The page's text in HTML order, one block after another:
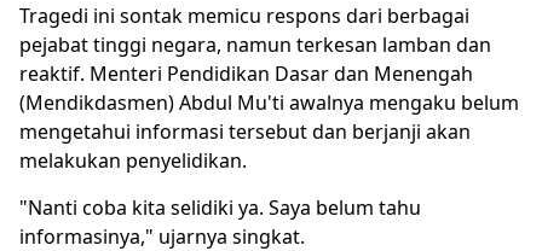
Tragedi ini sontak memicu respons dari berbagai
pejabat tinggi negara, namun terkesan lamban dan
reaktif. Menteri Pendidikan Dasar dan Menengah
(Mendikdasmen) Abdul Mu'ti awalnya mengaku belum
mengetahui informasi tersebut dan berjanji akan
melakukan penyelidikan.
"Nanti coba kita selidiki ya. Saya belum tahu
informasinya," ujarnya singkat.